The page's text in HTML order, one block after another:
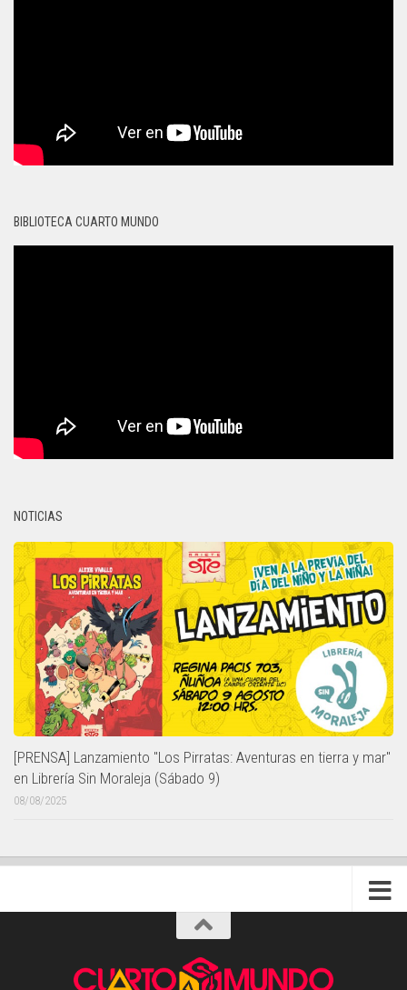
BIBLIOTECA CUARTO MUNDO
NOTICIAS
[PRENSA] Lanzamiento "Los Pirratas: Aventuras en tierra y mar"
en Librería Sin Moraleja (Sábado 9)
08/08/2025